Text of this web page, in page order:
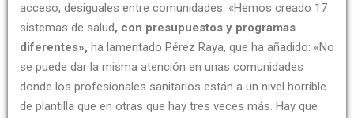
acceso, desiguales entre comunidades. «Hemos creado 17
sistemas de salud, con presupuestos y programas
diferentes», ha lamentado Pérez Raya, que ha añadido: «No
se puede dar la misma atención en unas comunidades
donde los profesionales sanitarios están a un nivel horrible
de plantilla que en otras que hay tres veces más. Hay que